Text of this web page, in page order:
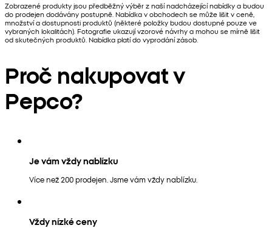
Zobrazené produkty jsou předběžný výběr z naší nadcházející nabídky a budou
do prodejen dodávány postupně. Nabídka v obchodech se může lišit v ceně,
množství a dostupnosti produktů (některé položky budou dostupné pouze ve
vybraných lokalitách). Fotografie ukazují vzorové návrhy a mohou se mírně lišit
od skutečných produktů. Nabídka platí do vyprodání zásob.
Proč nakupovat v
Pepco?
Je vám vždy nablízku
Více než 200 prodejen. Jsme vám vždy nablízku.
Vždy nízké ceny